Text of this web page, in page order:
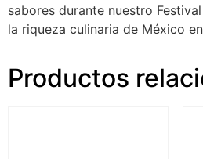
sabores durante nuestro
la riqueza culinaria de México
Productos